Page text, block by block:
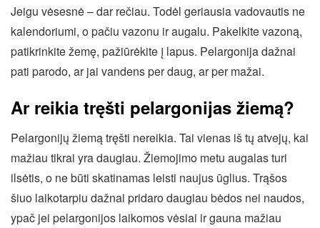
Jeigu vėsesnė – dar rečiau. Todėl geriausia vadovautis ne
kalendoriumi, o pačiu vazonu ir augalu. Pakelkite vazoną,
patikrinkite žemę, pažiūrėkite į lapus. Pelargonija dažnai
pati parodo, ar jai vandens per daug, ar per mažai.
Ar reikia tręšti pelargonijas žiemą?
Pelargonijų žiemą tręšti nereikia. Tai vienas iš tų atvejų, kai
mažiau tikrai yra daugiau. Žiemojimo metu augalas turi
ilsėtis, o ne būti skatinamas leisti naujus ūglius. Trąšos
šiuo laikotarpiu dažnai pridaro daugiau bėdos nei naudos,
ypač jei pelargonijos laikomos vėsiai ir gauna mažiau